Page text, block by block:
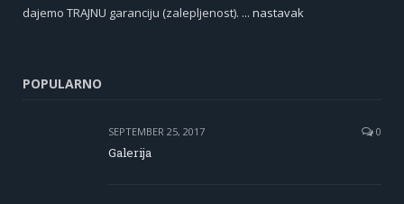
dajemo TRAJNU garanciju (zalepljenost). ... nastavak
POPULARNO
SEPTEMBER 25, 2017 0
Galerija